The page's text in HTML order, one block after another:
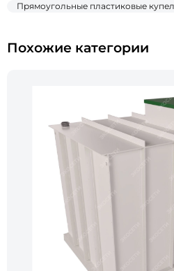
Прямоугольные пластиковые
Похожие категории